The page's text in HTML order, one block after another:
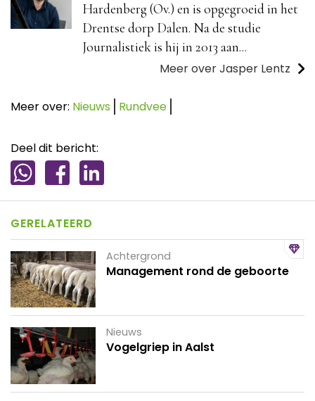
Hardenberg (Ov.) en is opgegroeid in het
Drentse dorp Dalen. Na de studie
Journalistiek is hij in 2013 aan...
Meer over Jasper Lentz
Meer over: Nieuws Rundvee
Deel dit bericht:
GERELATEERD
Achtergrond
Management rond de geboorte
Nieuws
Vogelgriep in Aalst